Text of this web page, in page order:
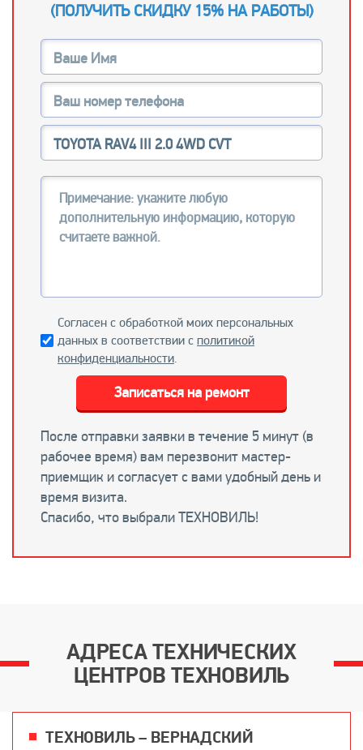
(ПОЛУЧИТЬ СКИДКУ 15% НА РАБОТЫ)
Согласен с обработкой моих персональных
данных в соответствии с политикой
конфиденциальности.
После отправки заявки в течение 5 минут (в
рабочее время) вам перезвонит мастер-
приемщик и согласует с вами удобный день и
время визита.
Спасибо, что выбрали ТЕХНОВИЛЬ!
Записаться на ремонт
АДРЕСА ТЕХНИЧЕСКИХ
ЦЕНТРОВ ТЕХНОВИЛЬ
ТЕХНОВИЛЬ – ВЕРНАДСКИЙ